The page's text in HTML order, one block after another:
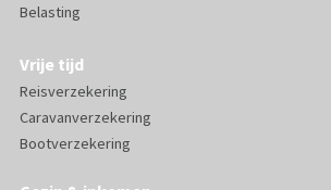
Belasting
Vrije tijd
Reisverzekering
Caravanverzekering
Bootverzekering